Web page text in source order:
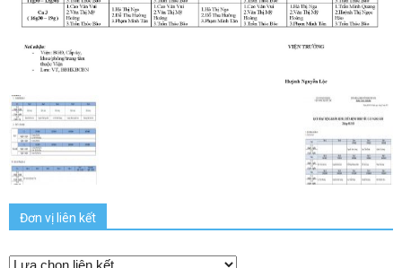
Đơn vị liên kết